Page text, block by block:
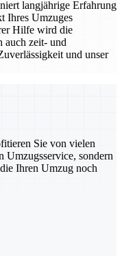
langjährige Erfahrung
Ihres Umzuges
Hilfe wird die
auch zeit- und
und unser
Sie von vielen
Umzugsservice, sondern
Ihren Umzug noch